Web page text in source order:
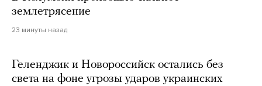
землетрясение
23 минуты назад
Геленджик и Новороссийск остались без
света на фоне угрозы ударов украинских